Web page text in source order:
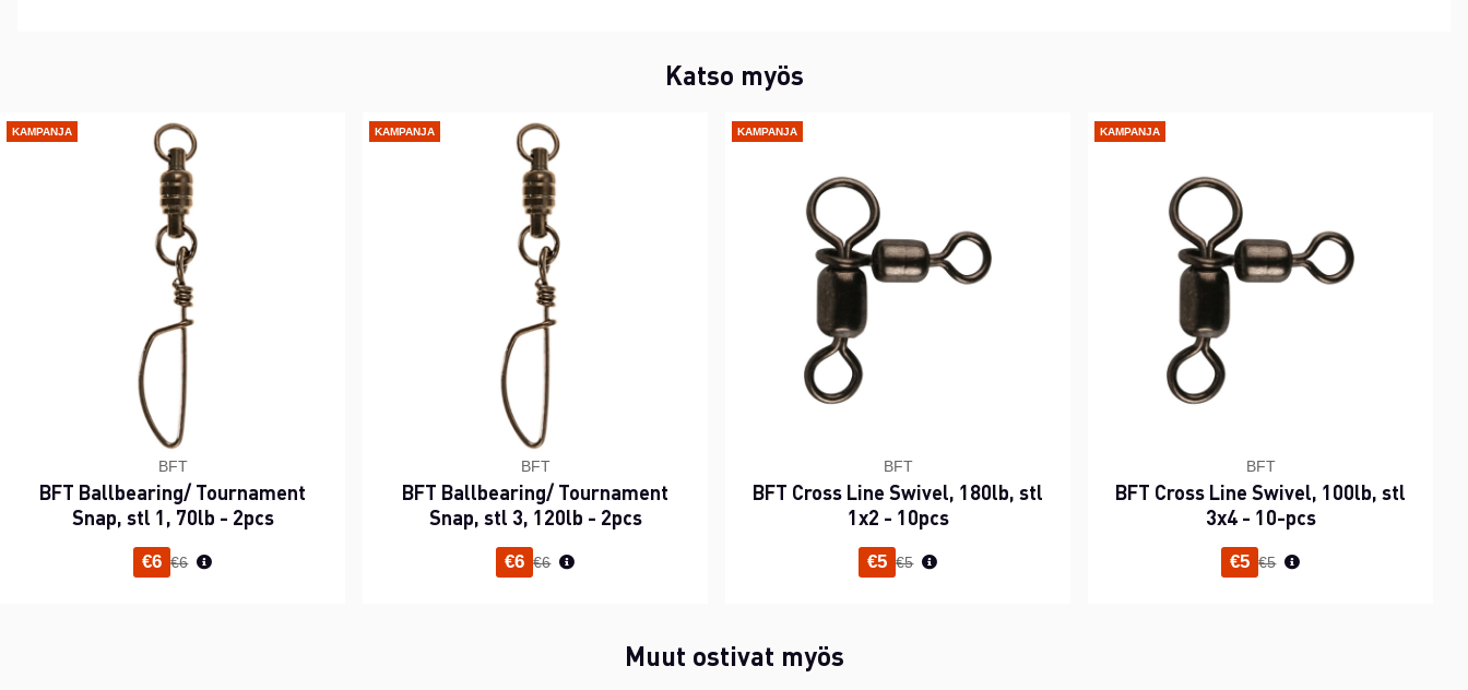
Katso myös
KAMPANJA
BFT
BFT Ballbearing/ Tournament
Snap, stl 1, 70lb - 2pcs
€6 Normaali hinta
€6
KAMPANJA
BFT
BFT Ballbearing/ Tournament
Snap, stl 3, 120lb - 2pcs
€6 Normaali hinta
€6
KAMPANJA
BFT
BFT Cross Line Swivel, 180lb, stl
1x2 - 10pcs
€5 Normaali hinta
€5
KAMPANJA
BFT
BFT Cross Line Swivel, 100lb, stl
3x4 - 10-pcs
€5 Normaali hinta
€5
Muut ostivat myös